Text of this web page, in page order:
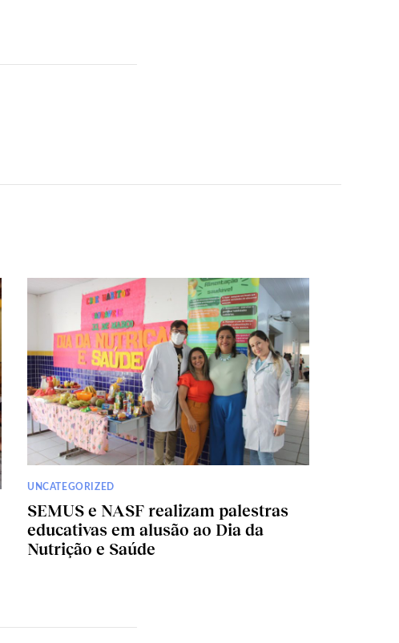
UNCATEGORIZED
SEMUS e NASF realizam palestras
educativas em alusão ao Dia da
Nutrição e Saúde